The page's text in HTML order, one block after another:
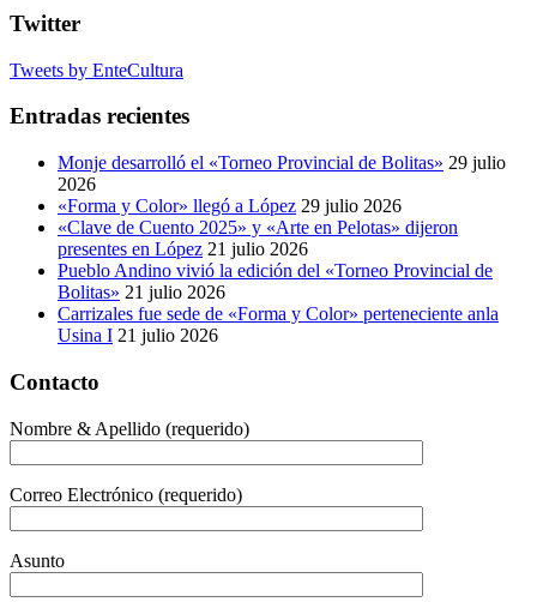
Twitter
Tweets by EnteCultura
Entradas recientes
Monje desarrolló el «Torneo Provincial de Bolitas» 29 julio
2026
«Forma y Color» llegó a López 29 julio 2026
«Clave de Cuento 2025» y «Arte en Pelotas» dijeron
presentes en López 21 julio 2026
Pueblo Andino vivió la edición del «Torneo Provincial de
Bolitas» 21 julio 2026
Carrizales fue sede de «Forma y Color» perteneciente anla
Usina I 21 julio 2026
Contacto
Nombre & Apellido (requerido)
Correo Electrónico (requerido)
Asunto